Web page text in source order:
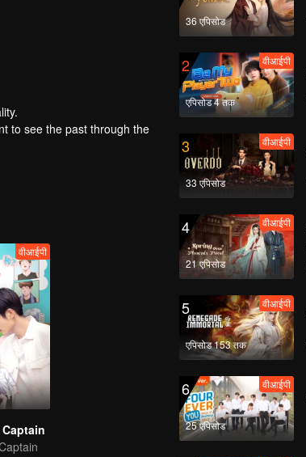
to see the past through the
being accidentally pulled
वीआईपी
36 एपिसोड
2
एपिसोड 4 तक
वीआईपी
3
33 एपिसोड
वीआईपी
4
21 एपिसोड
वीआईपी
5
एपिसोड 153 तक
वीआईपी
6
25 एपिसोड
वीआईपी